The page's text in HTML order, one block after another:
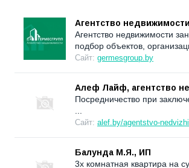
Агентство
Агентство недвижимости
подбор объектов,
Сайт: germesgroup.by
Алеф Лайф, агентство
Посредничество при
Сайт: alef.by/agentstvo-
Балунда М.Я., ИП
3х комнатная квартира на